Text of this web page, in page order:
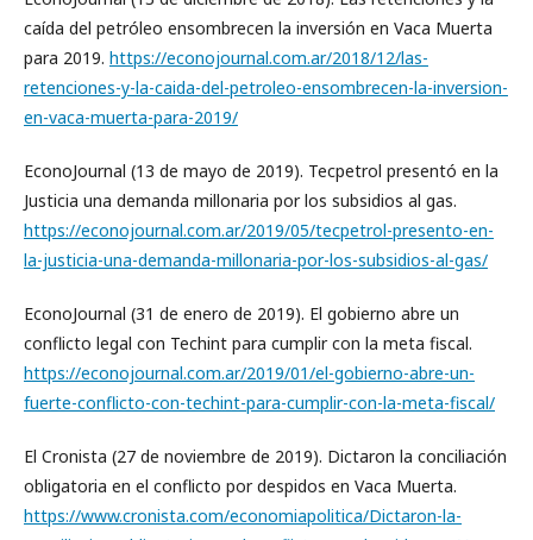
caída del petróleo ensombrecen la inversión en Vaca Muerta
para 2019. https://econojournal.com.ar/2018/12/las-
retenciones-y-la-caida-del-petroleo-ensombrecen-la-inversion-
en-vaca-muerta-para-2019/
EconoJournal (13 de mayo de 2019). Tecpetrol presentó en la
Justicia una demanda millonaria por los subsidios al gas.
https://econojournal.com.ar/2019/05/tecpetrol-presento-en-
la-justicia-una-demanda-millonaria-por-los-subsidios-al-gas/
EconoJournal (31 de enero de 2019). El gobierno abre un
conflicto legal con Techint para cumplir con la meta fiscal.
https://econojournal.com.ar/2019/01/el-gobierno-abre-un-
fuerte-conflicto-con-techint-para-cumplir-con-la-meta-fiscal/
El Cronista (27 de noviembre de 2019). Dictaron la conciliación
obligatoria en el conflicto por despidos en Vaca Muerta.
https://www.cronista.com/economiapolitica/Dictaron-la-